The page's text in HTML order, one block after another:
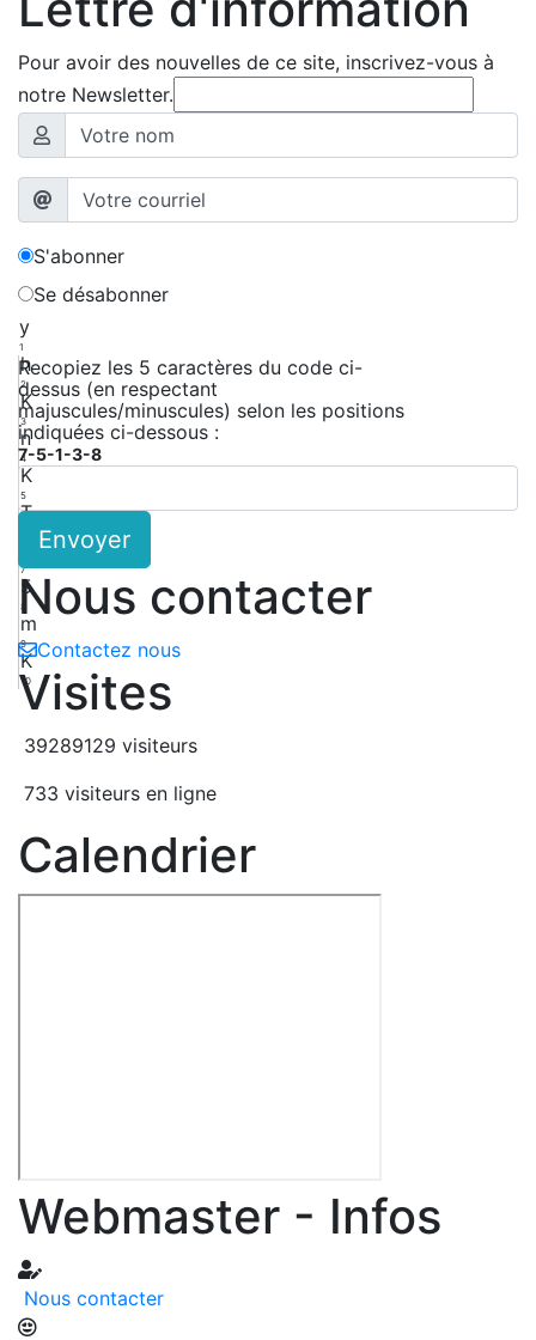
Pour avoir des nouvelles de ce site, inscrivez-vous à
notre Newsletter.
S'abonner
Se désabonner
y
1
h
2
K
3
n
4
K
5
T
7
5
8
m
9
K
10
Recopiez les 5 caractères du code ci-
dessus (en respectant
majuscules/minuscules) selon les positions
indiquées ci-dessous :
7-5-1-3-8
Envoyer
Nous contacter
Contactez nous
Visites
39289129 visiteurs
733 visiteurs en ligne
Calendrier
Webmaster - Infos
Nous contacter